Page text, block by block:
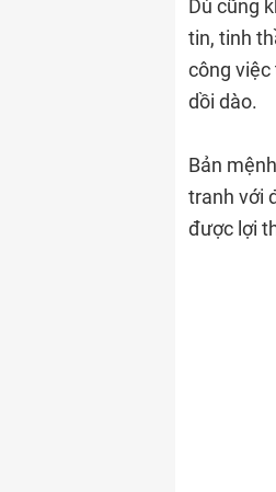
Dù cũng
tin, tinh
công
dồi dào.
Bản
tranh với
được lợi